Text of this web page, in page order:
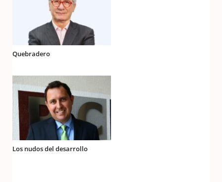
Quebradero
Los nudos del desarrollo